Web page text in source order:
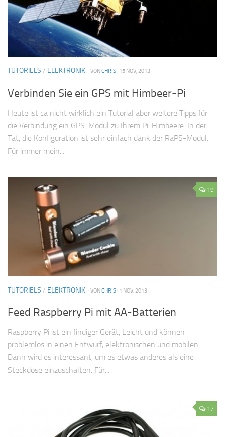
TUTORIELS / ELEKTRONIK · VONCHRIS · 15 NOV, 2013
Verbinden Sie ein GPS mit Himbeer-Pi
Heute ist ca nicht wirklich ein Tutorial aber weitere Tipps für
die Verbindung ein GPS-Modul zu Ihrem Pi-Himbeere. In der
Tat, die Konfiguration ist sehr einfach dank der RaPS-Modul.
Für immer mein...
19
TUTORIELS / ELEKTRONIK · VONCHRIS · 1 NOV, 2013
Feed Raspberry Pi mit AA-Batterien
Raspberry Pi ist ein findiger Gerät, Leicht und können
problemlos in einen Entwurf, elektronischen und mobilen.
Dann wird es interessant, um es etwas anderes als eine
Steckdose einzuschalten. Für...
17